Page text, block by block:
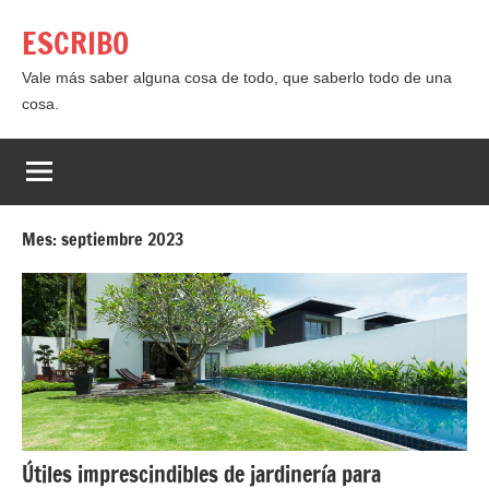
contenido
ESCRIBO
Vale más saber alguna cosa de todo, que saberlo todo de una
cosa.
Mes:septiembre 2023
Útiles imprescindibles de jardinería para